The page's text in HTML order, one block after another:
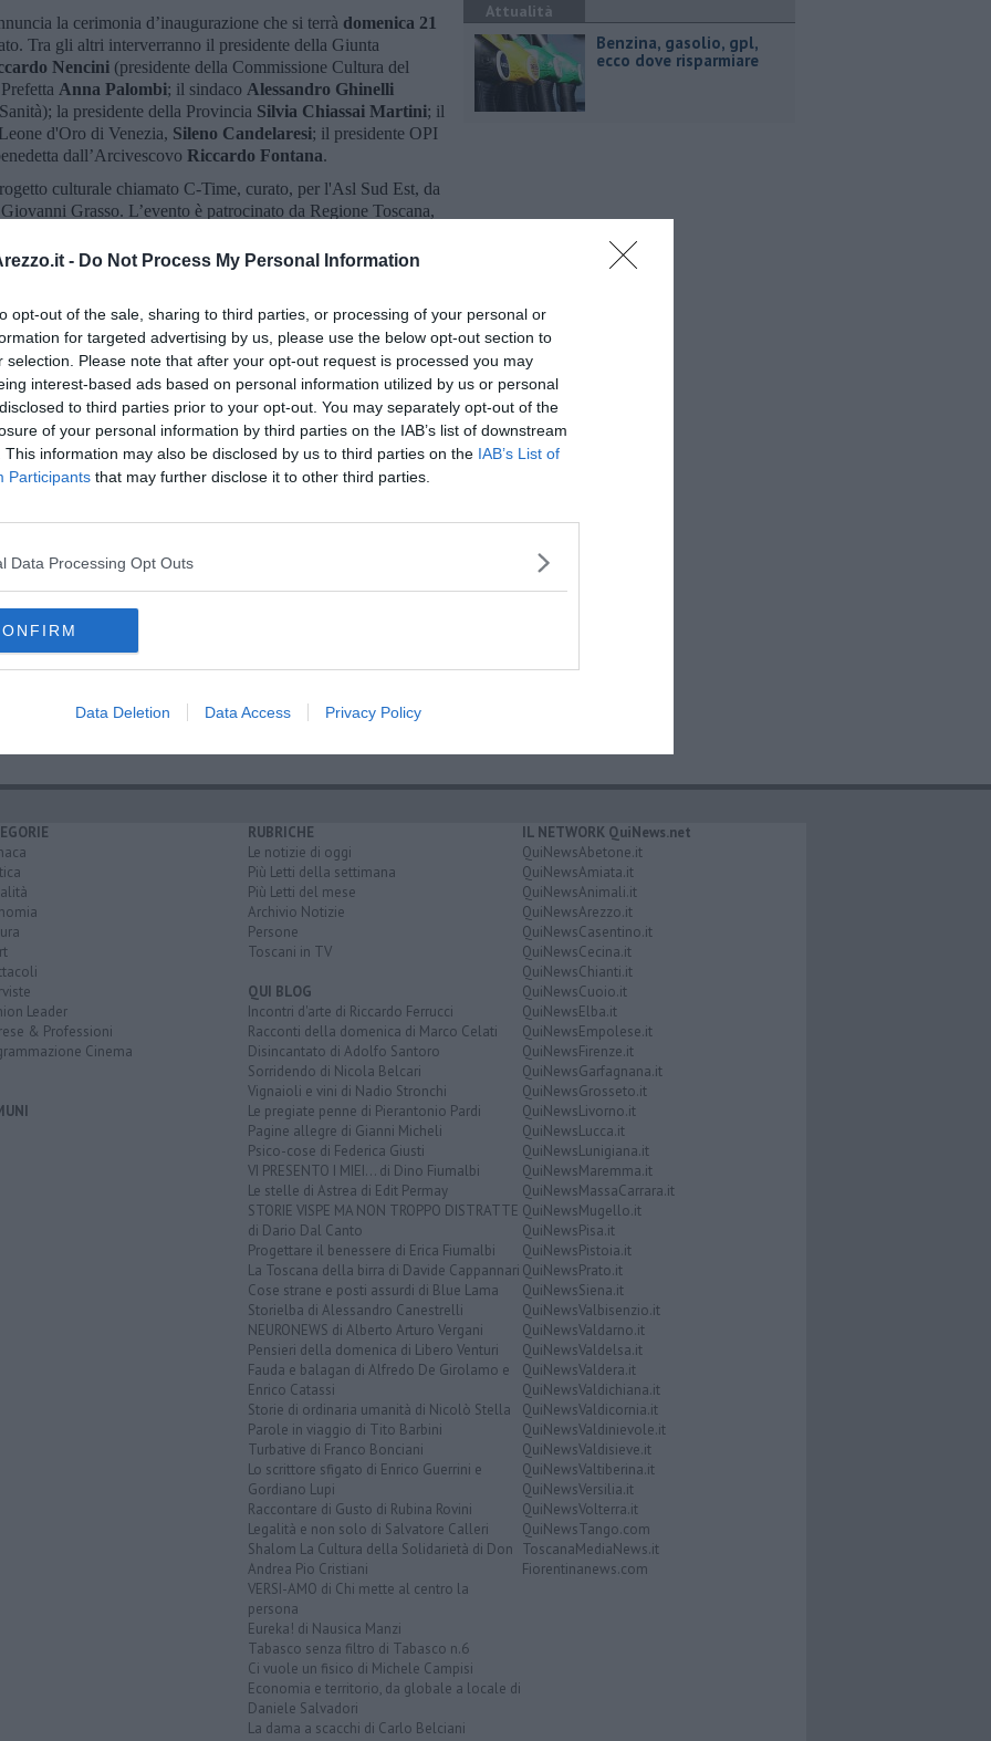
- Do Not Process My Personal Information
opt-out of the sale, sharing to third parties, or processing of your personal or
for targeted advertising by us, please use the below opt-out section to
selection. Please note that after your opt-out request is processed you may
interest-based ads based on personal information utilized by us or personal
to third parties prior to your opt-out. You may separately opt-out of the
of your personal information by third parties on the IAB’s list of downstream
This information may also be disclosed by us to third parties on the IAB’s List of
Participants that may further disclose it to other third parties.
Data Processing Opt Outs
Data Deletion Data Access Privacy Policy
la cerimonia d’inaugurazione che si terrà domenica 21
Tra gli altri interverranno il presidente della Giunta
Nencini (presidente della Commissione Cultura del
Anna Palombi; il sindaco Alessandro Ghinelli
la presidente della Provincia Silvia Chiassai Martini; il
d'Oro di Venezia, Sileno Candelaresi; il presidente OPI
dall’Arcivescovo Riccardo Fontana.
culturale chiamato C-Time, curato, per l'Asl Sud Est, da
Grasso. L’evento è patrocinato da Regione Toscana,
Provincia di Arezzo, Comune di Arezzo, Diocesi di
istituzioni e sponsor del territorio.
iscriviti alla
Newsletter QUInews - ToscanaMedia.
nella tua casella di posta.
il robot
di Arezzo
pressione"
riccardo fontana ipasvi
provincia di arezzo
Attualità
​Benzina, gasolio, gpl,
ecco dove risparmiare
Leader
& Professioni
Cinema
RUBRICHE
Le notizie di oggi
Più Letti della settimana
Più Letti del mese
Archivio Notizie
Persone
Toscani in TV
QUI BLOG
Incontri d'arte di Riccardo Ferrucci
Racconti della domenica di Marco Celati
Disincantato di Adolfo Santoro
Sorridendo di Nicola Belcari
Vignaioli e vini di Nadio Stronchi
Le pregiate penne di Pierantonio Pardi
Pagine allegre di Gianni Micheli
Psico-cose di Federica Giusti
VI PRESENTO I MIEI... di Dino Fiumalbi
Le stelle di Astrea di Edit Permay
STORIE VISPE MA NON TROPPO DISTRATTE
di Dario Dal Canto
Progettare il benessere di Erica Fiumalbi
La Toscana della birra di Davide Cappannari
Cose strane e posti assurdi di Blue Lama
Storielba di Alessandro Canestrelli
NEURONEWS di Alberto Arturo Vergani
Pensieri della domenica di Libero Venturi
Fauda e balagan di Alfredo De Girolamo e
Enrico Catassi
Storie di ordinaria umanità di Nicolò Stella
Parole in viaggio di Tito Barbini
Turbative di Franco Bonciani
Lo scrittore sfigato di Enrico Guerrini e
Gordiano Lupi
Raccontare di Gusto di Rubina Rovini
Legalità e non solo di Salvatore Calleri
Shalom La Cultura della Solidarietà di Don
Andrea Pio Cristiani
VERSI-AMO di Chi mette al centro la
persona
Eureka! di Nausica Manzi
Tabasco senza filtro di Tabasco n.6
Ci vuole un fisico di Michele Campisi
Economia e territorio, da globale a locale di
Daniele Salvadori
La dama a scacchi di Carlo Belciani
IL NETWORK QuiNews.net
QuiNewsAbetone.it
QuiNewsAmiata.it
QuiNewsAnimali.it
QuiNewsArezzo.it
QuiNewsCasentino.it
QuiNewsCecina.it
QuiNewsChianti.it
QuiNewsCuoio.it
QuiNewsElba.it
QuiNewsEmpolese.it
QuiNewsFirenze.it
QuiNewsGarfagnana.it
QuiNewsGrosseto.it
QuiNewsLivorno.it
QuiNewsLucca.it
QuiNewsLunigiana.it
QuiNewsMaremma.it
QuiNewsMassaCarrara.it
QuiNewsMugello.it
QuiNewsPisa.it
QuiNewsPistoia.it
QuiNewsPrato.it
QuiNewsSiena.it
QuiNewsValbisenzio.it
QuiNewsValdarno.it
QuiNewsValdelsa.it
QuiNewsValdera.it
QuiNewsValdichiana.it
QuiNewsValdicornia.it
QuiNewsValdinievole.it
QuiNewsValdisieve.it
QuiNewsValtiberina.it
QuiNewsVersilia.it
QuiNewsVolterra.it
QuiNewsTango.com
ToscanaMediaNews.it
Fiorentinanews.com